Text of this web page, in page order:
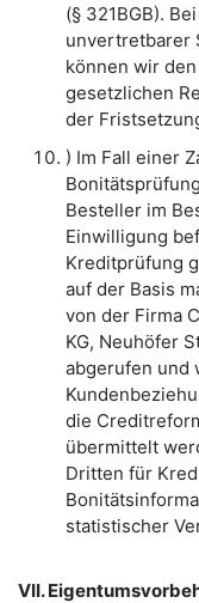
(§ 321BGB).
unvertretbarer
können wir
gesetzlichen
der
) Im Fall einer
Besteller im
Einwilligung
Kreditprüfung
auf der Basis
von der Firma
KG, Neuhöfer
abgerufen und
die
übermittelt
Dritten für
statistischer
VII.